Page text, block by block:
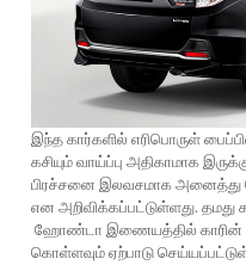
இந்த கார்களில் எரிபொருள்
கசியும் வாய்ப்பு அதிகாமாக
பிரச்சனை இலவசமாக அனைத்து
என அறிவிக்கப்பட்டுள்ளது.
ஹோண்டா இணையத்தில் காரின்
கொள்ளவும் ஏற்பாடு